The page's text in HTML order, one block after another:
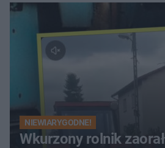
NIEWIARYGODNE!
Wkurzony rolnik